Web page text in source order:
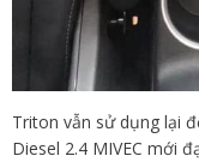
Triton vẫn sử dụng lại
Diesel 2.4 MIVEC mới